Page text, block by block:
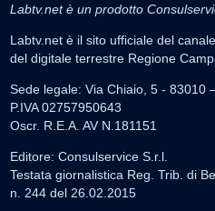
Labtv.net è un prodotto
Labtv.net è il sito ufficiale del
del digitale terrestre Regione
Sede legale: Via Chiaio, 5 - 83010
P.IVA 02757950643
Oscr. R.E.A. AV N.181151
Editore: Consulservice S.r.l.
Testata giornalistica Reg. Trib. di
n. 244 del 26.02.2015